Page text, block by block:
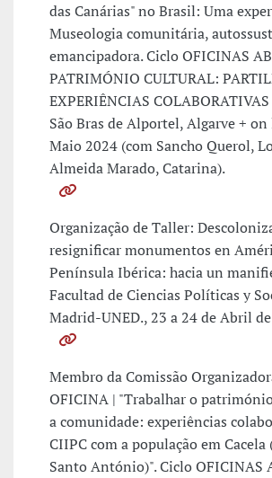
das Canárias" no Brasil: Uma
Museologia comunitária,
emancipadora. Ciclo OFICINAS
PATRIMÓNIO CULTURAL:
EXPERIÊNCIAS
São Bras de Alportel, Algarve +
Maio 2024 (com Sancho Querol,
Almeida Marado, Catarina).
Organização de Taller:
resignificar monumentos en
Península Ibérica: hacia un
Facultad de Ciencias Políticas y
Madrid-UNED., 23 a 24 de Abril
Membro da Comissão
OFICINA | "Trabalhar o
a comunidade: experiências
CIIPC com a população em Cacela
Santo António)". Ciclo OFICINAS